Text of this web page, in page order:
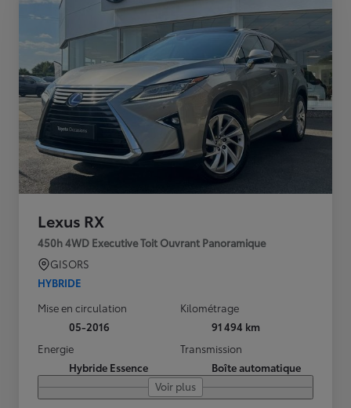
Lexus RX
450h 4WD Executive Toit Ouvrant Panoramique
GISORS
HYBRIDE
Mise en circulation
05-2016
Kilométrage
91 494 km
Energie
Hybride Essence
Transmission
Boîte automatique
Voir plus